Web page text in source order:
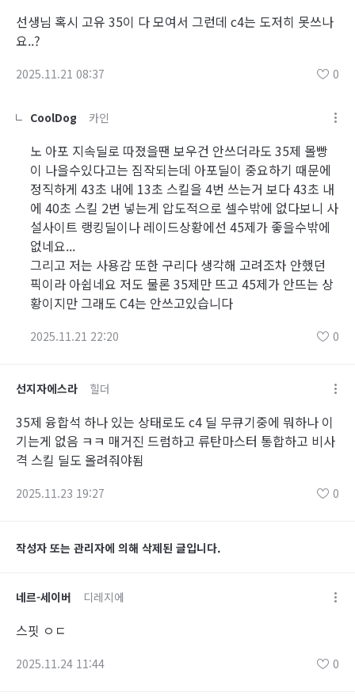
선생님 혹시 고유 35이 다 모여서 그런데 c4는 도저히 못쓰나
요..?
2025.11.21 08:37 0
CoolDog 카인
노 아포 지속딜로 따졌을땐 보우건 안쓰더라도 35제 몰빵
이 나을수있다고는 짐작되는데 아포딜이 중요하기 때문에
정직하게 43초 내에 13초 스킬을 4번 쓰는거 보다 43초 내
에 40초 스킬 2번 넣는게 압도적으로 셀수밖에 없다보니 사
설사이트 랭킹딜이나 레이드상황에선 45제가 좋을수밖에
없네요...
그리고 저는 사용감 또한 구리다 생각해 고려조차 안했던
픽이라 아쉽네요 저도 물론 35제만 뜨고 45제가 안뜨는 상
황이지만 그래도 C4는 안쓰고있습니다
2025.11.21 22:20 0
선지자에스라 힐더
35제 융합석 하나 있는 상태로도 c4 딜 무큐기중에 뭐하나 이
기는게 없음 ㅋㅋ 매거진 드럼하고 류탄마스터 통합하고 비사
격 스킬 딜도 올려줘야됨
2025.11.23 19:27 0
작성자 또는 관리자에 의해 삭제된 글입니다.
네르-세이버 디레지에
스핏 ㅇㄷ
2025.11.24 11:44 0